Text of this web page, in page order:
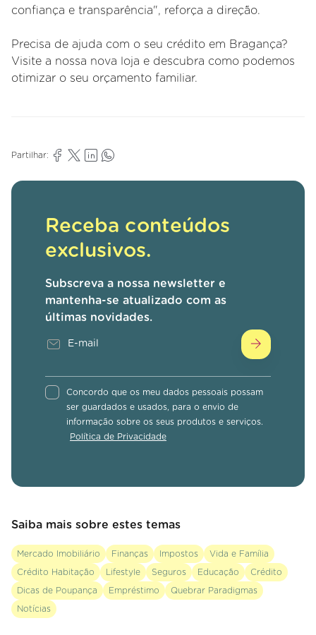
confiança e transparência", reforça a direção.
Precisa de ajuda com o seu crédito em Bragança?
Visite a nossa nova loja e descubra como podemos
otimizar o seu orçamento familiar.
Partilhar:
Receba conteúdos
exclusivos.
Subscreva a nossa newsletter e
mantenha-se atualizado com as
últimas novidades.
Concordo que os meu dados pessoais possam
ser guardados e usados, para o envio de
informação sobre os seus produtos e serviços.
Política de Privacidade
Saiba mais sobre estes temas
Mercado Imobiliário Finanças Impostos Vida e Família
Crédito Habitação Lifestyle Seguros Educação Crédito
Dicas de Poupança Empréstimo Quebrar Paradigmas
Notícias